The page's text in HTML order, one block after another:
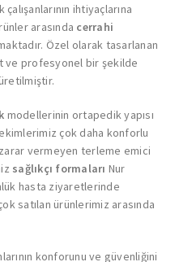
ihtiyaçlarına
arasında cerrahi
Özel olarak tasarlanan
ve profesyonel bir şekilde
modellerinin ortapedik yapısı
çok daha konforlu
vermeyen terleme emici
sağlıkçı formaları Nur
hasta ziyaretlerinde
satılan ürünlerimiz arasında
konforunu ve güvenliğini